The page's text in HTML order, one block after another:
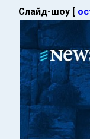
Слайд-шоу [